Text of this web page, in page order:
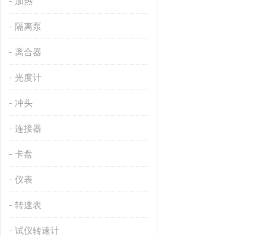
隔离泵
离合器
光度计
冲头
连接器
卡盘
仪表
转速表
试仪转速计